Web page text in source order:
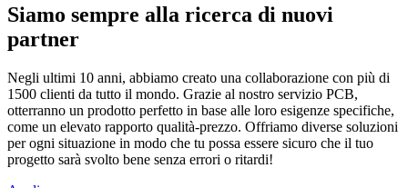
Siamo sempre alla ricerca di nuovi
partner
Negli ultimi 10 anni, abbiamo creato una collaborazione con più di
1500 clienti da tutto il mondo. Grazie al nostro servizio PCB,
otterranno un prodotto perfetto in base alle loro esigenze specifiche,
come un elevato rapporto qualità-prezzo. Offriamo diverse soluzioni
per ogni situazione in modo che tu possa essere sicuro che il tuo
progetto sarà svolto bene senza errori o ritardi!